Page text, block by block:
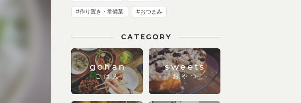
#作り置き・常備菜 #おつまみ
CATEGORY
gohan
ごはん
sweets
おやつ